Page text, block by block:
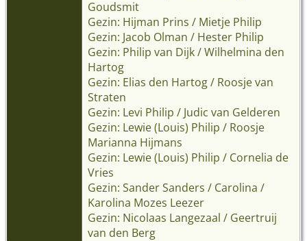
Goudsmit
Gezin: Hijman Prins / Mietje Philip
Gezin: Jacob Olman / Hester Philip
Gezin: Philip van Dijk / Wilhelmina den
Hartog
Gezin: Elias den Hartog / Roosje van
Straten
Gezin: Levi Philip / Judic van Gelderen
Gezin: Lewie (Louis) Philip / Roosje
Marianna Hijmans
Gezin: Lewie (Louis) Philip / Cornelia de
Vries
Gezin: Sander Sanders / Carolina /
Karolina Mozes Leezer
Gezin: Nicolaas Langezaal / Geertruij
van den Berg